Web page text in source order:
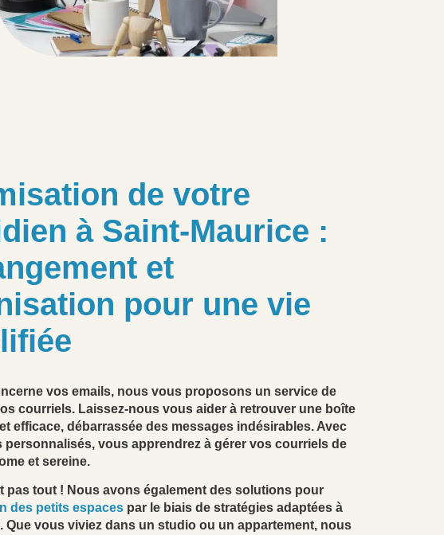
de votre
à Saint-Maurice :
et
pour une vie
vos emails, nous vous proposons un service de
courriels. Laissez-nous vous aider à retrouver une boîte
efficace, débarrassée des messages indésirables. Avec
personnalisés, vous apprendrez à gérer vos courriels de
et sereine.
pas tout ! Nous avons également des solutions pour
des petits espaces par le biais de stratégies adaptées à
Que vous viviez dans un studio ou un appartement, nous